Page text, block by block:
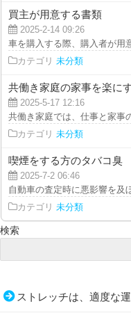
買主が用意する書類
2025-2-14 09:26
車を購入する際、購入者が用
カテゴリ 未分類
共働き家庭の家事を楽に
2025-5-17 12:16
共働き家庭では、仕事と家事
カテゴリ 未分類
喫煙をする方のタバコ臭
2025-7-2 06:46
自動車の査定時に悪影響を及
カテゴリ 未分類
検索
ストレッチは、適度な